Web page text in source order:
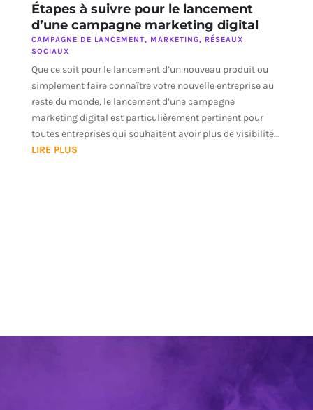
Étapes à suivre pour le lancement
d’une campagne marketing digital
CAMPAGNE DE LANCEMENT, MARKETING, RÉSEAUX
SOCIAUX
Que ce soit pour le lancement d’un nouveau produit ou
simplement faire connaître votre nouvelle entreprise au
reste du monde, le lancement d’une campagne
marketing digital est particulièrement pertinent pour
toutes entreprises qui souhaitent avoir plus de visibilité...
LIRE PLUS